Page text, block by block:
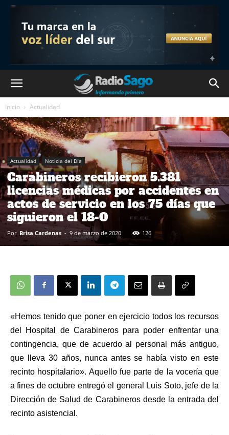
Inicio Actualidad
Actualidad Noticia del Día
Carabineros recibieron 5.381
licencias médicas por accidentes en
actos de servicio en los 75 días que
siguieron el 18-O
Por Brisa Cardenas - 9 de marzo de 2020 126
«Hemos tenido que poner en ejercicio todos los recursos
del Hospital de Carabineros para poder enfrentar una
contingencia, que de acuerdo al personal más antiguo,
que lleva 30 años, nunca antes se había visto en este
recinto hospitalario». Aquello fue parte de la vocería que
a fines de octubre entregó el general Luis Soto, jefe de la
Dirección de Salud de Carabineros desde la entrada del
recinto asistencial.